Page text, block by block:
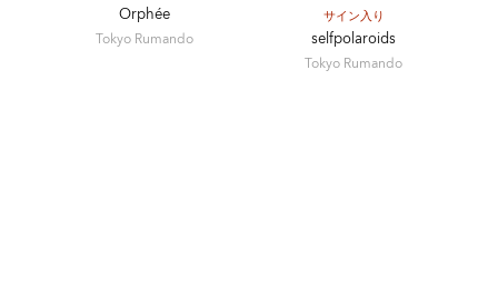
Orphée
Tokyo Rumando
サイン入り
selfpolaroids
Tokyo Rumando